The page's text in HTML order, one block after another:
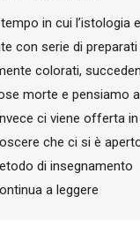
in cui l’istologia
con serie di
colorati,
morte e pensiamo
ci viene offerta in
che ci si è
di insegnamento
a leggere